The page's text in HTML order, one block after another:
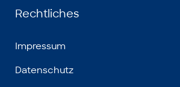
Rechtliches
Impressum
Datenschutz